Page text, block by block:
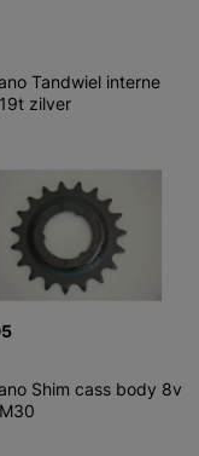
Tandwiel interne
zilver
Shim cass body 8v